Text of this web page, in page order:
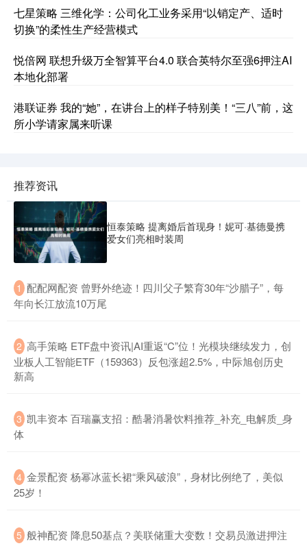
七星策略 三维化学：公司化工业务采用“以销定产、适时
切换”的柔性生产经营模式
悦倍网 联想升级万全智算平台4.0 联合英特尔至强6押注AI
本地化部署
港联证券 我的“她”，在讲台上的样子特别美！“三八”前，这
所小学请家属来听课
推荐资讯
恒泰策略 提离婚后首现身！妮可·基德曼携
爱女们亮相时装周
1 ​配配网配资 曾野外绝迹！四川父子繁育30年“沙腊子”，每
年向长江放流10万尾
2 ​高手策略 ETF盘中资讯|AI重返“C”位！光模块继续发力，创
业板人工智能ETF（159363）反包涨超2.5%，中际旭创历史
新高
3 ​凯丰资本 百瑞赢支招：酷暑消暑饮料推荐_补充_电解质_身
体
4 ​金景配资 杨幂冰蓝长裙“乘风破浪”，身材比例绝了，美似
25岁！
5 ​般神配资 降息50基点？美联储重大变数！交易员激进押注